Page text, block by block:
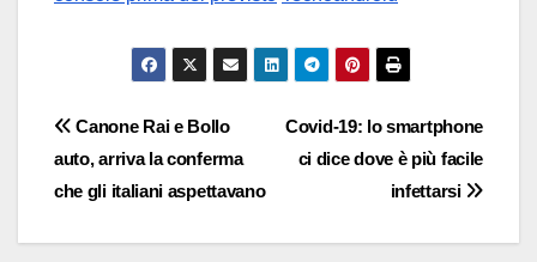
Navigazione
articoli
Covid-19: lo smartphone
ci dice dove è più facile
infettarsi
Canone Rai e Bollo
auto, arriva la conferma
che gli italiani aspettavano